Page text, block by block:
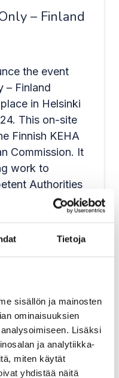
Tietoja
sisällön ja mainosten
ominaisuuksien
Lisäksi
ja analytiikka-
miten käytät
yhdistää näitä
– Finland
the event
– Finland
in Helsinki
This on-site
Finnish KEHA
Commission. It
work to
Authorities
System
for discussion
working on